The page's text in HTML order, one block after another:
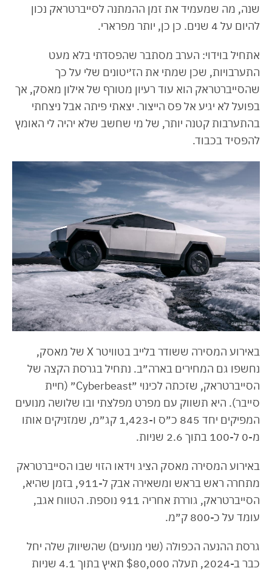
שנה, מה שמעמיד את זמן ההמתנה לסייברטראק נכון
להיום על 4 שנים. כן כן, יותר מפרארי.
אתחיל בוידוי: הערב מסתבר שהפסדתי בלא מעט
התערבויות, שכן שמתי את הז׳יטונים שלי על כך
שהסייברטראק הוא עוד רעיון מטורף של אילון מאסק, אך
בפועל לא יגיע אל פס הייצור. יצאתי פיתה אבל ניצחתי
בהתערבות קטנה יותר, של מי שחשב שלא יהיה לי האומץ
להפסיד בכבוד.
באירוע המסירה ששודר בלייב בטוויטר X של מאסק,
נחשפו גם המחירים בארה״ב. נתחיל בגרסת הקצה של
הסייברטראק, שזכתה לכינוי ״Cyberbeast״ (חיית
סייבר). היא תשווק עם מפרט מפלצתי ובו שלושה מנועים
המפיקים יחד 845 כ״ס ו-1,423 קג״מ, שמזניקים אותו
מ-0 ל-100 בתוך 2.6 שניות.
באירוע המסירה מאסק הציג וידאו הזוי שבו הסייברטראק
מתחרה ראש בראש ומשאירה אבק ל-911, בזמן שהיא,
הסייברטראק, גוררת אחריה 911 נוספת. הטווח אגב,
עומד על כ-800 ק״מ.
גרסת ההנעה הכפולה (שני מנועים) שהשיווק שלה יחל
כבר ב-2024, תעלה $80,000 תאיץ בתוך 4.1 שניות